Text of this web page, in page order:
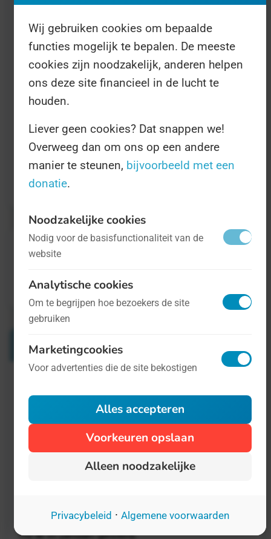
Kwekkeboom en Van Dobben mee aan de
Dag.
Gelukkig hebben we hier een frituurpan op de
redactie en kunnen we in onze pauze wat
kroketten in slaan. Dan kunnen we, aan het
eind van deze Dag, onszelf eens lekker
belonen met een duchtige vleessnack. Wij
houden wel van gastronomie!
Verwante Dagen
De aardbei is het lekkerste fruit dat er
bestaat. There, we said it. Zonder aardbeien
zou eens leven een stuk minder vrolijker zijn,
derde dinsdag van april plaatsvond, is deze
nu al in januari gevierd.
Wij gebruiken cookies om bepaalde
functies mogelijk te bepalen. De meeste
cookies zijn noodzakelijk, anderen helpen
ons deze site financieel in de lucht te
houden.
Liever geen cookies? Dat snappen we!
Overweeg dan om ons op een andere
manier te steunen, bijvoorbeeld met een
donatie.
Noodzakelijke cookies
Nodig voor de basisfunctionaliteit van de
website
Analytische cookies
Om te begrijpen hoe bezoekers de site
gebruiken
Marketingcookies
Voor advertenties die de site bekostigen
Alles accepteren
Voorkeuren opslaan
Alleen noodzakelijke
Privacybeleid · Algemene voorwaarden